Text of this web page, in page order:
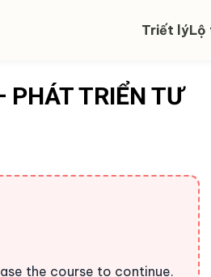
Triết lýLộ
PHÁT TRIỂN TƯ
the course to continue.